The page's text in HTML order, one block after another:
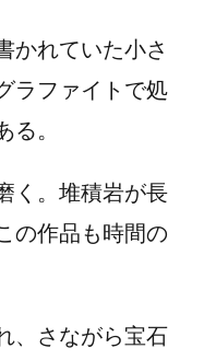
かれていた小さ
ラファイトで処
。
く。堆積岩が長
の作品も時間の
、さながら宝石